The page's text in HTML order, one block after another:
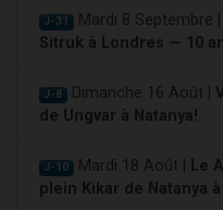
J-31 Mardi 8 Septembre |
Sitruk à Londres — 10
J-8 Dimanche 16 Août |
de Ungvar à Natanya!
J-10 Mardi 18 Août |
Le
plein Kikar de Natanya